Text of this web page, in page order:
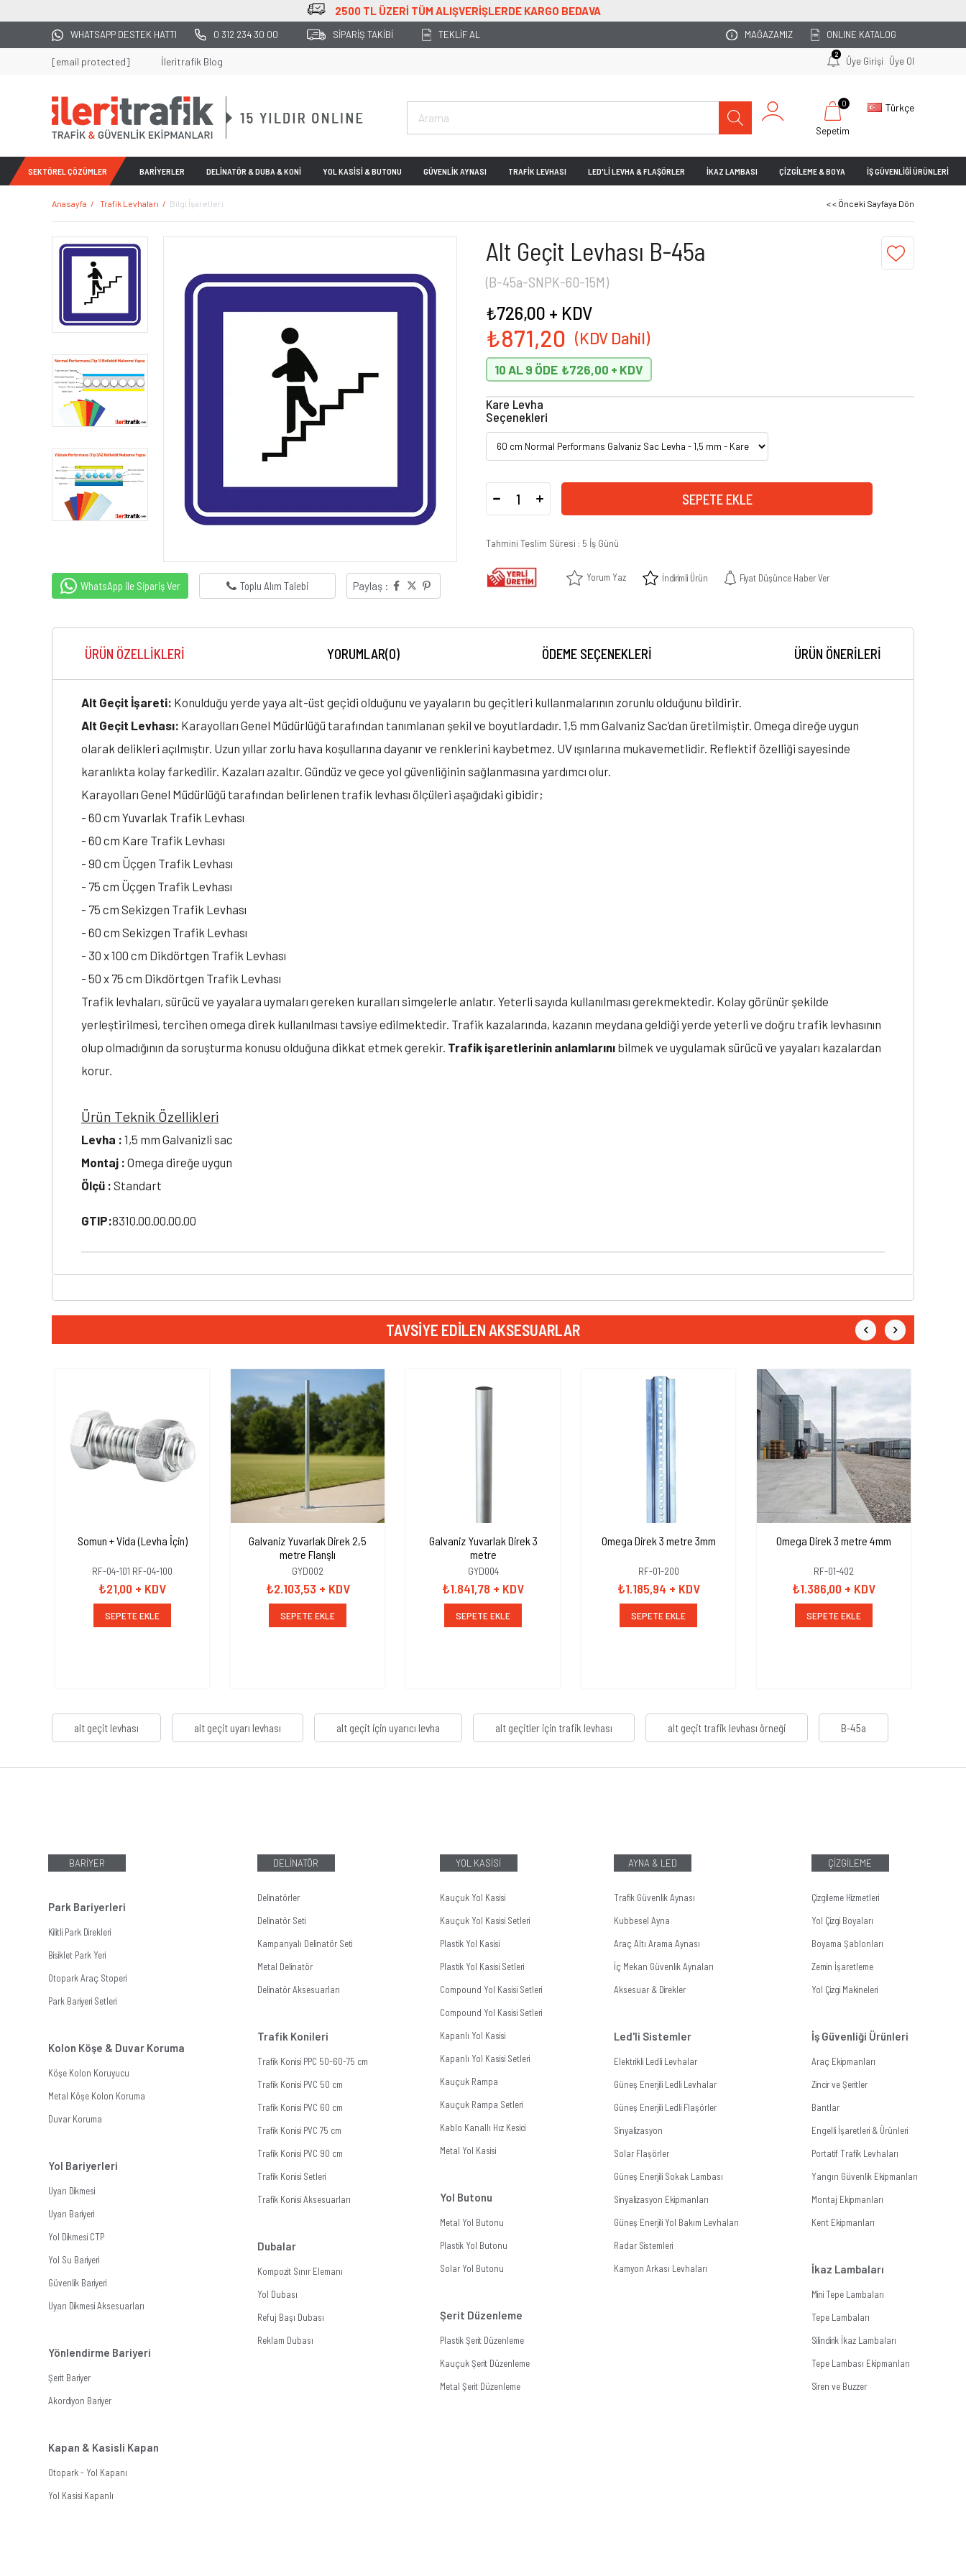
2500 TL ÜZERİ TÜM ALIŞVERİŞLERDE KARGO BEDAVA
WHATSAPP DESTEK HATTI 0 312 234 30 00 SİPARİŞ TAKİBİ TEKLİF AL MAĞAZAMIZ ONLINE KATALOG
[email protected] İleritrafik Blog
2
Üye Girişi Üye Ol
Türkçe
Sepetim
0
SEKTÖREL ÇÖZÜMLER BARİYERLER DELİNATÖR & DUBA & KONİ YOL KASİSİ & BUTONU GÜVENLİK AYNASI TRAFİK LEVHASI LED'Lİ LEVHA & FLAŞÖRLER İKAZ LAMBASI ÇİZGİLEME & BOYA İŞ GÜVENLİĞİ ÜRÜNLERİ
Anasayfa Trafik Levhaları Bilgi İşaretleri < < Önceki Sayfaya Dön
WhatsApp ile Sipariş Ver Toplu Alım Talebi Paylaş :
Alt Geçit Levhası B-45a
(B-45a-SNPK-60-15M)
₺871,20
₺726,00 + KDV
10 AL 9 ÖDE ₺726,00
Kare Levha
Seçenekleri
Tahmini Teslim Süresi : 5 İş Günü
Yorum Yaz İndirimli Ürün Fiyat Düşünce Haber Ver
ÜRÜN ÖZELLIKLERI YORUMLAR(0) ÖDEME SEÇENEKLERI ÜRÜN ÖNERILERI
Alt Geçit İşareti: Konulduğu yerde yaya alt-üst geçidi olduğunu ve yayaların bu geçitleri kullanmalarının zorunlu olduğunu bildirir.
Alt Geçit Levhası: Karayolları Genel Müdürlüğü tarafından tanımlanan şekil ve boyutlardadır. 1,5 mm Galvaniz Sac’dan üretilmiştir. Omega direğe uygun
olarak delikleri açılmıştır. Uzun yıllar zorlu hava koşullarına dayanır ve renklerini kaybetmez. UV ışınlarına mukavemetlidir. Reflektif özelliği sayesinde
karanlıkta kolay farkedilir. Kazaları azaltır. Gündüz ve gece yol güvenliğinin sağlanmasına yardımcı olur.
Karayolları Genel Müdürlüğü tarafından belirlenen trafik levhası ölçüleri aşağıdaki gibidir;
- 60 cm Yuvarlak Trafik Levhası
- 60 cm Kare Trafik Levhası
- 90 cm Üçgen Trafik Levhası
- 75 cm Üçgen Trafik Levhası
- 75 cm Sekizgen Trafik Levhası
- 60 cm Sekizgen Trafik Levhası
- 30 x 100 cm Dikdörtgen Trafik Levhası
- 50 x 75 cm Dikdörtgen Trafik Levhası
Trafik levhaları, sürücü ve yayalara uymaları gereken kuralları simgelerle anlatır. Yeterli sayıda kullanılması gerekmektedir. Kolay görünür şekilde
yerleştirilmesi, tercihen omega direk kullanılması tavsiye edilmektedir. Trafik kazalarında, kazanın meydana geldiği yerde yeterli ve doğru trafik levhasının
olup olmadığının da soruşturma konusu olduğuna dikkat etmek gerekir. Trafik işaretlerinin anlamlarını bilmek ve uygulamak sürücü ve yayaları kazalardan
korur.
Ürün Teknik Özellikleri
Levha : 1,5 mm Galvanizli sac
Montaj : Omega direğe uygun
Ölçü : Standart
GTIP:8310.00.00.00.00
TAVSIYE EDILEN AKSESUARLAR
Somun + Vida (Levha İçin)
RF-04-101 RF-04-100
₺21,00 + KDV
SEPETE EKLE
Galvaniz Yuvarlak Direk 2,5
metre Flanşlı
GYD002
₺2.103,53 + KDV
SEPETE EKLE
Galvaniz Yuvarlak Direk 3
metre
GYD004
₺1.841,78 + KDV
SEPETE EKLE
Omega Direk 3 metre 3mm
RF-01-200
₺1.185,94 + KDV
SEPETE EKLE
Omega Direk 3 metre 4mm
RF-01-402
₺1.386,00 + KDV
SEPETE EKLE
alt geçit levhası alt geçit uyarı levhası alt geçit için uyarıcı levha alt geçitler için trafik levhası alt geçit trafik levhası örneği B-45a
BARİYER
Park Bariyerleri
Kilitli Park Direkleri
Bisiklet Park Yeri
Otopark Araç Stoperi
Park Bariyeri Setleri
Kolon Köşe & Duvar Koruma
Köşe Kolon Koruyucu
Metal Köşe Kolon Koruma
Duvar Koruma
Yol Bariyerleri
Uyarı Dikmesi
Uyarı Bariyeri
Yol Dikmesi CTP
Yol Su Bariyeri
Güvenlik Bariyeri
Uyarı Dikmesi Aksesuarları
Yönlendirme Bariyeri
Şerit Bariyer
Akordiyon Bariyer
Kapan & Kasisli Kapan
Otopark - Yol Kapanı
Yol Kasisi Kapanlı
DELİNATÖR
Delinatörler
Delinatör Seti
Kampanyalı Delinatör Seti
Metal Delinatör
Delinatör Aksesuarları
Trafik Konileri
Trafik Konisi PPC 50-60-75 cm
Trafik Konisi PVC 50 cm
Trafik Konisi PVC 60 cm
Trafik Konisi PVC 75 cm
Trafik Konisi PVC 90 cm
Trafik Konisi Setleri
Trafik Konisi Aksesuarları
Dubalar
Kompozit Sınır Elemanı
Yol Dubası
Refuj Başı Dubası
Reklam Dubası
YOL KASİSİ
Kauçuk Yol Kasisi
Kauçuk Yol Kasisi Setleri
Plastik Yol Kasisi
Plastik Yol Kasisi Setleri
Compound Yol Kasisi Setleri
Compound Yol Kasisi Setleri
Kapanlı Yol Kasisi
Kapanlı Yol Kasisi Setleri
Kauçuk Rampa
Kauçuk Rampa Setleri
Kablo Kanallı Hız Kesici
Metal Yol Kasisi
Yol Butonu
Metal Yol Butonu
Plastik Yol Butonu
Solar Yol Butonu
Şerit Düzenleme
Plastik Şerit Düzenleme
Kauçuk Şerit Düzenleme
Metal Şerit Düzenleme
AYNA & LED
Trafik Güvenlik Aynası
Kubbesel Ayna
Araç Altı Arama Aynası
İç Mekan Güvenlik Aynaları
Aksesuar & Direkler
Led'li Sistemler
Elektrikli Ledli Levhalar
Güneş Enerjili Ledli Levhalar
Güneş Enerjili Ledli Flaşörler
Sinyalizasyon
Solar Flaşörler
Güneş Enerjili Sokak Lambası
Sinyalizasyon Ekipmanları
Güneş Enerjili Yol Bakım Levhaları
Radar Sistemleri
Kamyon Arkası Levhaları
ÇİZGİLEME
Çizgileme Hizmetleri
Yol Çizgi Boyaları
Boyama Şablonları
Zemin İşaretleme
Yol Çizgi Makineleri
İş Güvenliği Ürünleri
Araç Ekipmanları
Zincir ve Şeritler
Bantlar
Engelli İşaretleri & Ürünleri
Portatif Trafik Levhaları
Yangın Güvenlik Ekipmanları
Montaj Ekipmanları
Kent Ekipmanları
İkaz Lambaları
Mini Tepe Lambaları
Tepe Lambaları
Silindirik İkaz Lambaları
Tepe Lambası Ekipmanları
Siren ve Buzzer